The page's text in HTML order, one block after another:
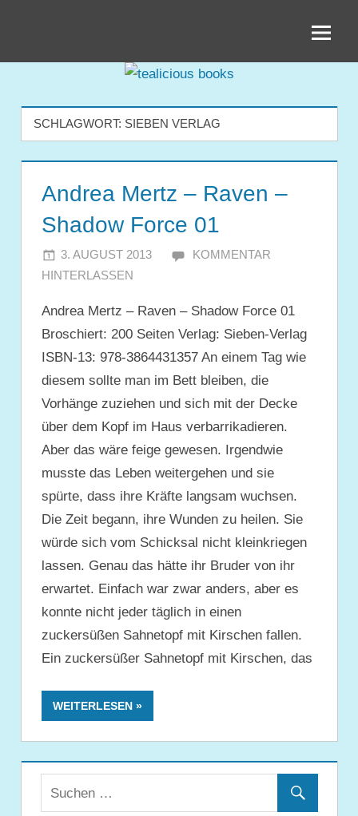
books
SCHLAGWORT: SIEBEN VERLAG
Andrea Mertz – Raven –
Shadow Force 01
3. AUGUST 2013 JULIA
KOMMENTAR
HINTERLASSEN
Andrea Mertz – Raven – Shadow Force 01
Broschiert: 200 Seiten Verlag: Sieben-Verlag
ISBN-13: 978-3864431357 An einem Tag wie
diesem sollte man im Bett bleiben, die
Vorhänge zuziehen und sich mit der Decke
über dem Kopf im Haus verbarrikadieren.
Aber das wäre feige gewesen. Irgendwie
musste das Leben weitergehen und sie
spürte, dass ihre Kräfte langsam wuchsen.
Die Zeit begann, ihre Wunden zu heilen. Sie
würde sich vom Schicksal nicht kleinkriegen
lassen. Genau das hätte ihr Bruder von ihr
erwartet. Einfach war zwar anders, aber es
konnte nicht jeder täglich in einen
zuckersüßen Sahnetopf mit Kirschen fallen.
Ein zuckersüßer Sahnetopf mit Kirschen, das
WEITERLESEN